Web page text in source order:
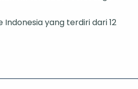
yang terdiri dari 12